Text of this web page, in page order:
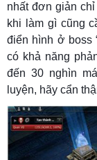
nhất đơn giản
khi làm gì cũng
điển hình ở boss
có khả năng
đến 30 nghìn
luyện, hãy cẩn